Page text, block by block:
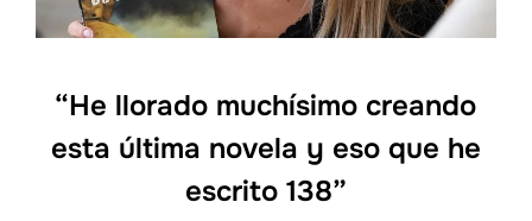
“He llorado muchísimo creando
esta última novela y eso que he
escrito 138”